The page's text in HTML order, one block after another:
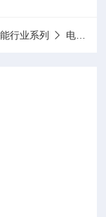
行业系列 电池试验机